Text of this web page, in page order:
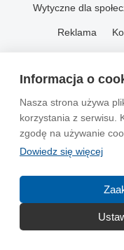
Informacja o
Nasza strona używa
korzystania z serwisu.
zgodę na używanie
Dowiedz się więcej
Wytyczne dla
Reklama